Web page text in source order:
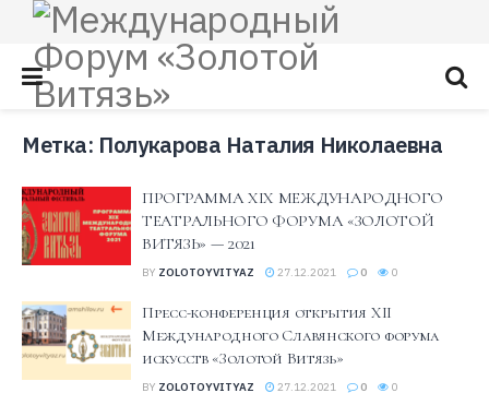
Метка: Полукарова Наталия Николаевна
ПРОГРАММА XIX МЕЖДУНАРОДНОГО
ТЕАТРАЛЬНОГО ФОРУМА «ЗОЛОТОЙ
ВИТЯЗЬ» — 2021
BY ZOLOTOYVITYAZ 27.12.2021 0 0
Пресс-конференция открытия XII
Международного Славянского форума
искусств «Золотой Витязь»
BY ZOLOTOYVITYAZ 27.12.2021 0 0